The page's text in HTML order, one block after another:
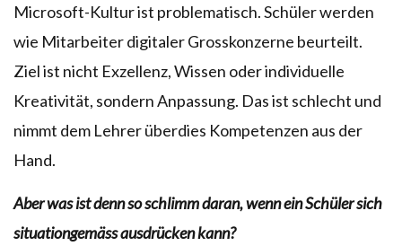
Microsoft-Kultur ist problematisch. Schüler werden
wie Mitarbeiter digitaler Grosskonzerne beurteilt.
Ziel ist nicht Exzellenz, Wissen oder individuelle
Kreativität, sondern Anpassung. Das ist schlecht und
nimmt dem Lehrer überdies Kompetenzen aus der
Hand.
Aber was ist denn so schlimm daran, wenn ein Schüler sich
situationgemäss ausdrücken kann?